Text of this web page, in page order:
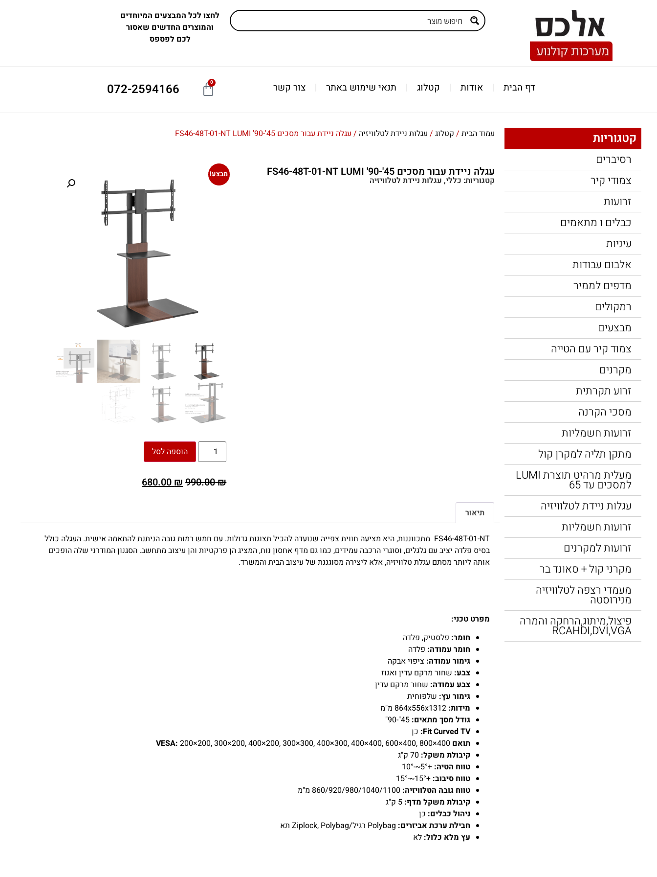
לחצו לכל המבצעים המיוחדים
והמוצרים החדשים שאסור
לכם לפספס
דף הבית אודות קטלוג תנאי שימוש באתר צור קשר 0
072-2594166
קטגוריות
רסיברים
צמודי קיר
זרועות
כבלים ו מתאמים
עיניות
אלבום עבודות
מדפים לממיר
רמקולים
מבצעים
צמוד קיר עם הטייה
מקרנים
זרוע תקרתית
מסכי הקרנה
זרועות חשמליות
מתקן תליה למקרן קול
מעלית מרהיט תוצרת LUMI
למסכים עד 65
עגלות ניידת לטלוויזיה
זרועות חשמליות
זרועות למקרנים
מקרני קול + סאונד בר
מעמדי רצפה לטלוויזיה
מנירוסטה
פיצול,מיתוג,הרחקה והמרה
RCAHDI,DVI,VGA
עמוד הבית / קטלוג / עגלות ניידת לטלוויזיה / עגלה ניידת עבור מסכים 45'-90' FS46-48T-01-NT LUMI
עגלה ניידת עבור מסכים 45'-90' FS46-48T-01-NT LUMI
קטגוריות: כללי, עגלות ניידת לטלוויזיה
מבצע!
הוספה לסל
₪
990.00
₪
תיאור
FS46-48T-01-NT מתכווננות, היא מציעה חווית צפייה שנועדה להכיל תצוגות גדולות. עם חמש רמות גובה הניתנת להתאמה אישית. העגלה כולל
בסיס פלדה יציב עם גלגלים, וסוגרי הרכבה עמידים, כמו גם מדף אחסון נוח, המציג הן פרקטיות והן עיצוב מתחשב. הסגנון המודרני שלה הופכים
אותה ליותר מסתם עגלת טלוויזיה, אלא ליצירה מסוגננת של עיצוב הבית והמשרד.
מפרט טכני:
חומר: פלסטיק, פלדה
חומר עמודה: פלדה
גימור עמודה: ציפוי אבקה
צבע: שחור מרקם עדין ואגוז
צבע עמודה: שחור מרקם עדין
גימור עץ: שלפוחית
מידות:
גודל מסך מתאים:
Fit Curved TV: כן
תואם VESA: 200×200, 300×200, 400×200, 300×300, 400×300, 400×400, 600×400, 800×400
קיבולת משקל:
טווח הטיה: +5°~-10°
טווח סיבוב: +15°~-15°
טווח גובה הטלוויזיה:
קיבולת משקל מדף:
ניהול כבלים: כן
חבילת ערכת אביזרים:
עץ מלא כלול: לא